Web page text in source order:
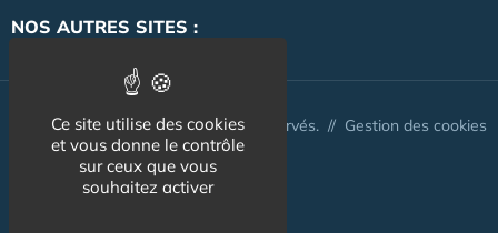
NOS AUTRES SITES :
© CapCampus 2026 - Tous droits réservés. // Gestion des cookies
Ce site utilise des cookies
et vous donne le contrôle
sur ceux que vous
souhaitez activer